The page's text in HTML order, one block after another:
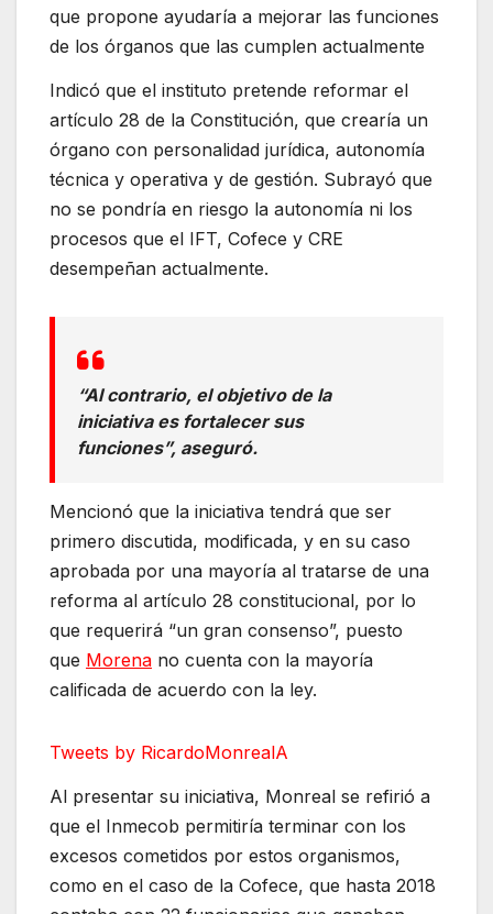
que propone ayudaría a mejorar las funciones
de los órganos que las cumplen actualmente
Indicó que el instituto pretende reformar el
artículo 28 de la Constitución, que crearía un
órgano con personalidad jurídica, autonomía
técnica y operativa y de gestión. Subrayó que
no se pondría en riesgo la autonomía ni los
procesos que el IFT, Cofece y CRE
desempeñan actualmente.
“Al contrario, el objetivo de la
iniciativa es fortalecer sus
funciones”, aseguró.
Mencionó que la iniciativa tendrá que ser
primero discutida, modificada, y en su caso
aprobada por una mayoría al tratarse de una
reforma al artículo 28 constitucional, por lo
que requerirá “un gran consenso”, puesto
que Morena no cuenta con la mayoría
calificada de acuerdo con la ley.
Tweets by RicardoMonrealA
Al presentar su iniciativa, Monreal se refirió a
que el Inmecob permitiría terminar con los
excesos cometidos por estos organismos,
como en el caso de la Cofece, que hasta 2018